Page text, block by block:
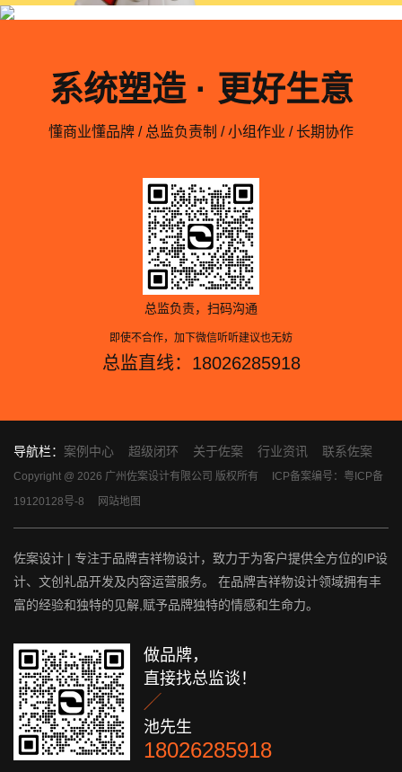
系统塑造 · 更好生意
懂商业懂品牌 / 总监负责制 / 小组作业 / 长期协作
总监负责，扫码沟通
即使不合作，加下微信听听建议也无妨
总监直线：18026285918
导航栏： 案例中心 超级闭环 关于佐案 行业资讯 联系佐案
Copyright @ 2026 广州佐案设计有限公司 版权所有
ICP备案编号：粤ICP备
19120128号-8
网站地图
佐案设计 | 专注于品牌吉祥物设计，致力于为客户提供全方位的IP设
计、文创礼品开发及内容运营服务。 在品牌吉祥物设计领域拥有丰
富的经验和独特的见解,赋予品牌独特的情感和生命力。
做品牌，
直接找总监谈！

池先生
18026285918